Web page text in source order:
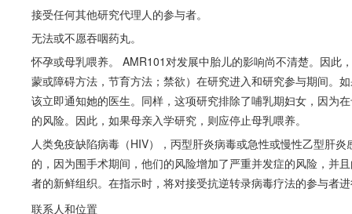
接受任何其他研究代理人的参与者。
无法或不愿吞咽药丸。
怀孕或母乳喂养。 AMR101对发展中胎儿的影响尚不清楚。因此
蒙或障碍方法，节育方法；禁欲）在研究进入和研究参与期间。
该立即通知她的医生。同样，这项研究排除了哺乳期妇女，因为
的风险。因此，如果母亲入学研究，则应停止母乳喂养。
人类免疫缺陷病毒（HIV），丙型肝炎病毒或急性或慢性乙型肝
的，因为围手术期间，他们的风险增加了严重并发症的风险，并
者的新鲜组织。在指示时，将对接受抗逆转录病毒疗法的参与者
联系人和位置